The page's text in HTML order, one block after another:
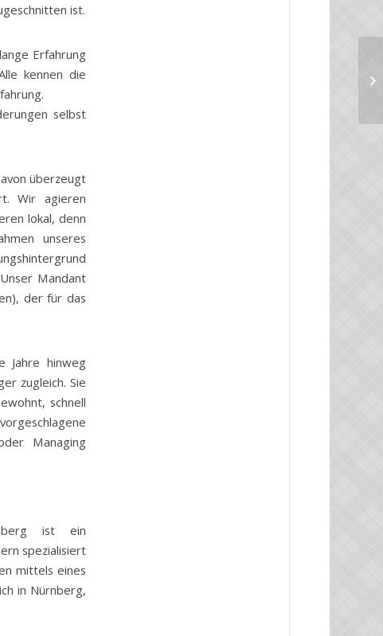
ist.
Erfahrung
kennen die
selbst
überzeugt
Wir agieren
lokal, denn
unseres
Mandant
der für das
Jahre hinweg
zugleich. Sie
schnell
Managing
ist ein
spezialisiert
mittels eines
in Nürnberg,